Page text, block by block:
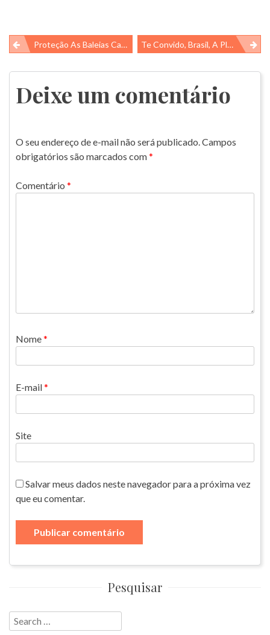
Navegação
de
Post
Proteção As Baleias Cachalotes Te Convido, Brasil, A Plantar Árvores!
Deixe um comentário
O seu endereço de e-mail não será publicado.Campos
obrigatórios são marcados com*
Comentário *
Nome*
E-mail*
Site
Salvar meus dados neste navegador para a próxima vez
que eu comentar.
Pesquisar
Search
for: